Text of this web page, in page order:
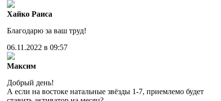
Хайко Раиса
Благодарю за ваш труд!
06.11.2022 в 09:57
Максим
Добрый день!
А если на востоке натальные звёзды 1-7, приемлемо будет